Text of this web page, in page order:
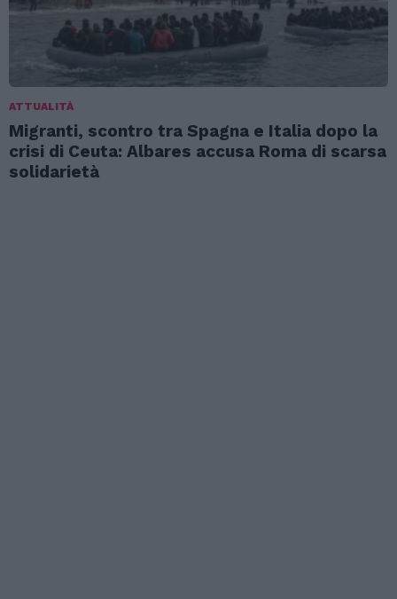
ATTUALITÀ
Migranti, scontro tra Spagna e Italia dopo la
crisi di Ceuta: Albares accusa Roma di scarsa
solidarietà